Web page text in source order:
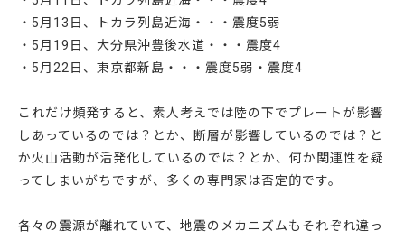
・5月13日、トカラ列島近海・・・震度5弱
・5月19日、大分県沖豊後水道・・・震度4
・5月22日、東京都新島・・・震度5弱・震度4
これだけ頻発すると、素人考えでは陸の下でプレートが影響
しあっているのでは？とか、断層が影響しているのでは？と
か火山活動が活発化しているのでは？とか、何か関連性を疑
ってしまいがちですが、多くの専門家は否定的です。
各々の震源が離れていて、地震のメカニズムもそれぞれ違っ